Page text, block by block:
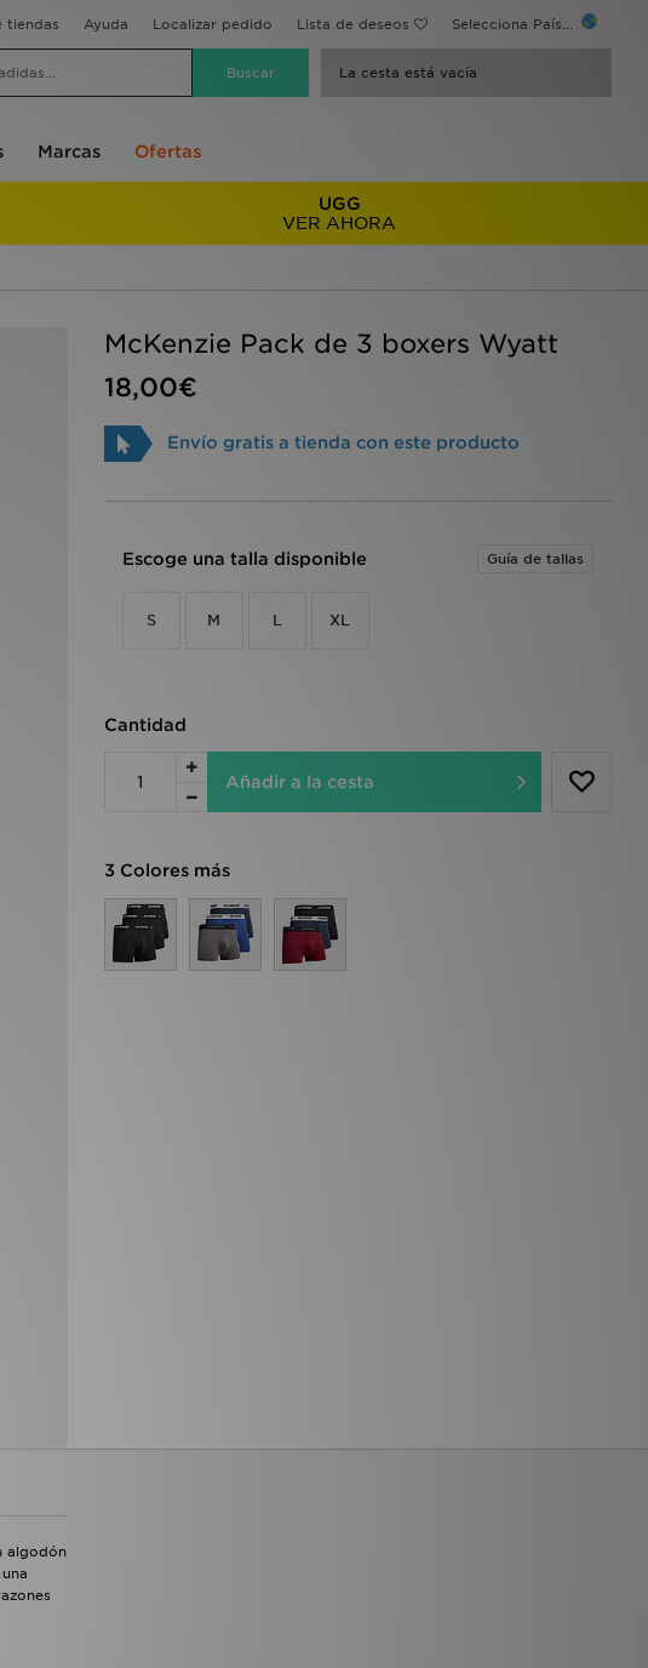
tiendas Ayuda Localizar pedido Lista de deseos Selecciona País...
La cesta está vacía
Marcas Ofertas
UGG
VER AHORA
McKenzie Pack de 3 boxers Wyatt
18,00€
Envío gratis a tienda con este producto
Escoge una talla disponible Guía de tallas
S M L XL
Cantidad
Añadir a la cesta
3 Colores más
algodón